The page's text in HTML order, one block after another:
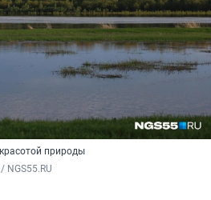
природы
NGS55.RU